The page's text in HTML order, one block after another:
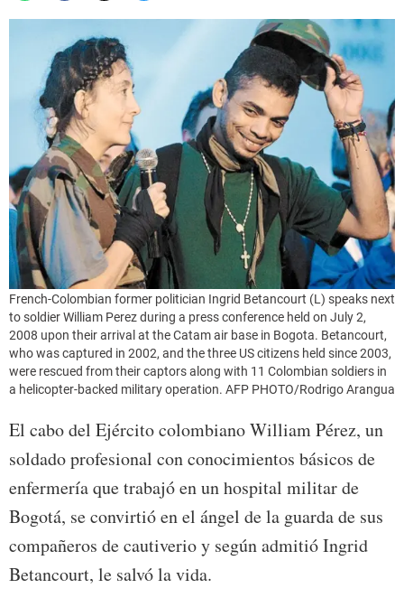
French-Colombian former politician Ingrid Betancourt (L) speaks next
to soldier William Perez during a press conference held on July 2,
2008 upon their arrival at the Catam air base in Bogota. Betancourt,
who was captured in 2002, and the three US citizens held since 2003,
were rescued from their captors along with 11 Colombian soldiers in
a helicopter-backed military operation. AFP PHOTO/Rodrigo Arangua
El cabo del Ejército colombiano William Pérez, un
soldado profesional con conocimientos básicos de
enfermería que trabajó en un hospital militar de
Bogotá, se convirtió en el ángel de la guarda de sus
compañeros de cautiverio y según admitió Ingrid
Betancourt, le salvó la vida.